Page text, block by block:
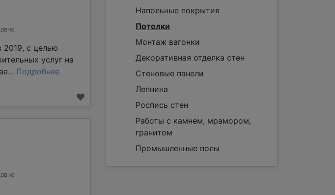
с целью
услуг на
Подробнее
Напольные покрытия
Потолки
Монтаж вагонки
Декоративная отделка стен
Стеновые панели
Лепнина
Роспись стен
Работы с камнем, мрамором,
гранитом
Промышленные полы